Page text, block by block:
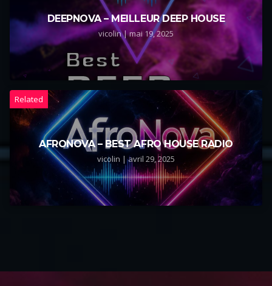
DEEPNOVA – MEILLEUR DEEP HOUSE
vicolin | mai 19, 2025
Related
AFRONOVA – BEST AFRO HOUSE RADIO
vicolin | avril 29, 2025